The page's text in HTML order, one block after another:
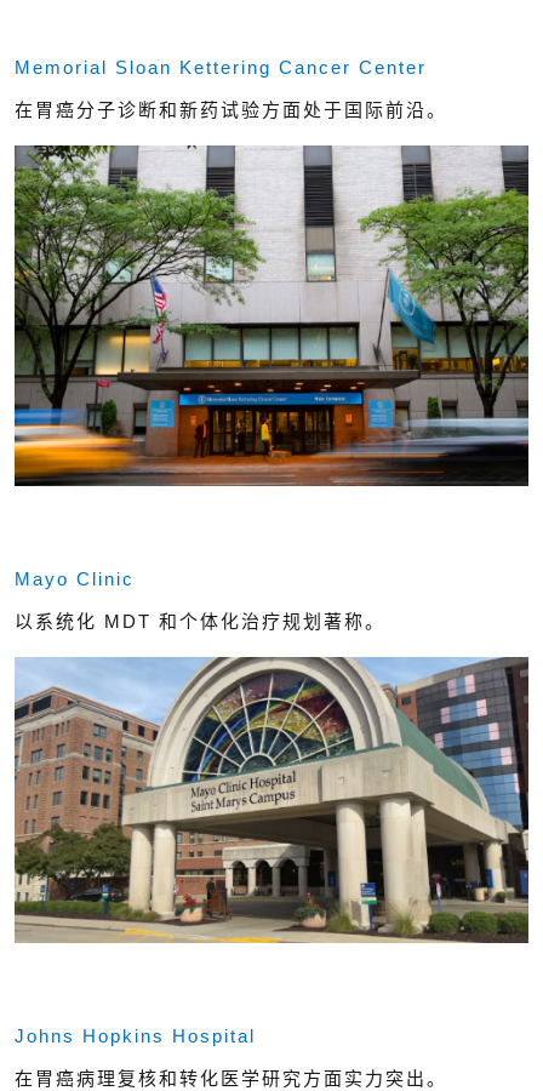
Memorial Sloan Kettering Cancer Center
在胃癌分子诊断和新药试验方面处于国际前沿。
Mayo Clinic
以系统化 MDT 和个体化治疗规划著称。
Johns Hopkins Hospital
在胃癌病理复核和转化医学研究方面实力突出。